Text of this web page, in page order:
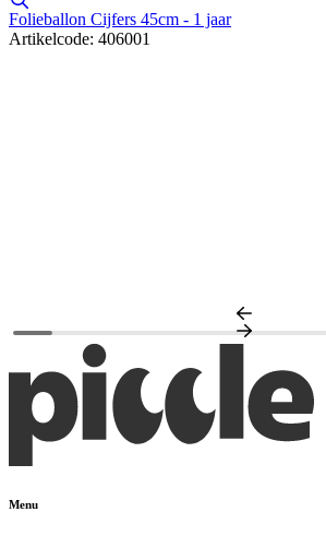
Folieballon Cijfers 45cm - 1 jaar
Artikelcode: 406001
Menu